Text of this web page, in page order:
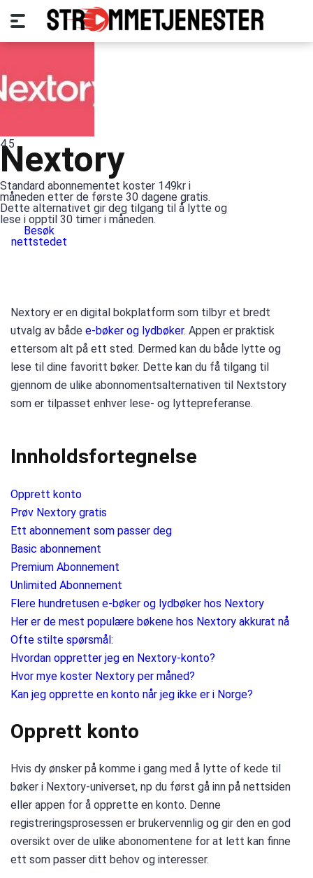
4.5
Nextory
Standard abonnementet koster 149kr i
måneden etter de første 30 dagene gratis.
Dette alternativet gir deg tilgang til å lytte og
lese i opptil 30 timer i måneden.
Besøk
nettstedet
Nextory er en digital bokplatform som tilbyr et bredt
utvalg av både e-bøker og lydbøker. Appen er praktisk
ettersom alt på ett sted. Dermed kan du både lytte og
lese til dine favoritt bøker. Dette kan du få tilgang til
gjennom de ulike abonnomentsalternativen til Nextstory
som er tilpasset enhver lese- og lyttepreferanse.
Innholdsfortegnelse
Opprett konto
Prøv Nextory gratis
Ett abonnement som passer deg
Basic abonnement
Premium Abonnement
Unlimited Abonnement
Flere hundretusen e-bøker og lydbøker hos Nextory
Her er de mest populære bøkene hos Nextory akkurat nå
Ofte stilte spørsmål:
Hvordan oppretter jeg en Nextory-konto?
Hvor mye koster Nextory per måned?
Kan jeg opprette en konto når jeg ikke er i Norge?
Opprett konto
Hvis dy ønsker på komme i gang med å lytte of kede til
bøker i Nextory-universet, np du først gå inn på nettsiden
eller appen for å opprette en konto. Denne
registreringsprosessen er brukervennlig og gir den en god
oversikt over de ulike abonomentene for at lett kan finne
ett som passer ditt behov og interesser.